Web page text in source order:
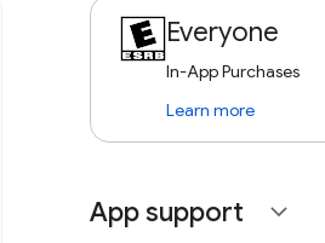
Everyone
In-App Purchases
Learn more
App support expand_more